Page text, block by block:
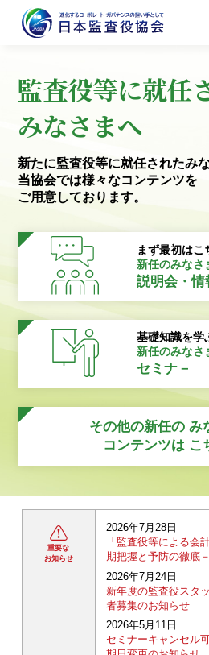
監査役等に就任
みなさまへ
新たに監査役等に就任されたみ
当協会では様々なコンテンツを
ご用意しております。
まず最初はこ
新任のみなさ
説明会・情
基礎知識を学
新任のみなさ
セミナ－
その他の新任の み
コンテンツは こ
重要な
お知らせ
2026年7月28日
「監査役等による会
期把握と予防の徹底
2026年7月24日
新年度の監査役スタ
者募集のお知らせ
2026年5月11日
セミナーキャンセル